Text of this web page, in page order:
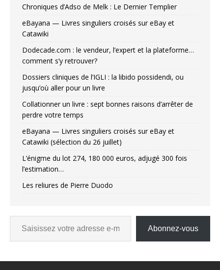
Chroniques d’Adso de Melk : Le Dernier Templier
eBayana — Livres singuliers croisés sur eBay et
Catawiki
Dodecade.com : le vendeur, l’expert et la plateforme…
comment s’y retrouver?
Dossiers cliniques de l’IGLI : la libido possidendi, ou
jusqu’où aller pour un livre
Collationner un livre : sept bonnes raisons d’arrêter de
perdre votre temps
eBayana — Livres singuliers croisés sur eBay et
Catawiki (sélection du 26 juillet)
L’énigme du lot 274, 180 000 euros, adjugé 300 fois
l’estimation…
Les reliures de Pierre Duodo
Abonnez-vous